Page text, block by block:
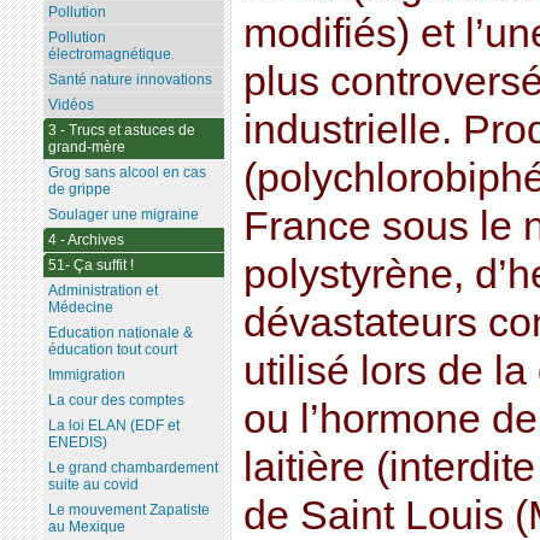
modifiés) et
plus
industrielle.
France sous le
polystyrène,
dévastateurs
utilisé lors de
ou l’hormone
laitière
de Saint Louis
Pollution
Pollution
électromagnétique.
Santé nature innovations
Vidéos
3 - Trucs et astuces de
grand-mère
Grog sans alcool en cas
de grippe
Soulager une migraine
4 - Archives
51- Ça suffit !
Administration et
Médecine
Education nationale &
éducation tout court
Immigration
La cour des comptes
La loi ELAN (EDF et
ENEDIS)
Le grand chambardement
suite au covid
Le mouvement Zapatiste
au Mexique